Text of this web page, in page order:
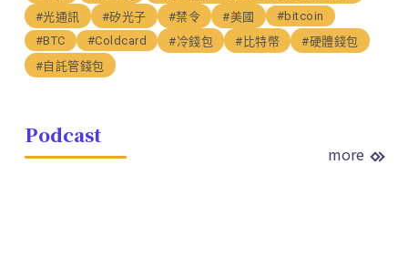
#光通訊
#矽光子 #禁令 #美國
#bitcoin
#BTC
#Coldcard #冷錢包 #比特幣
#硬體錢包
#自託管錢包
Podcast
more